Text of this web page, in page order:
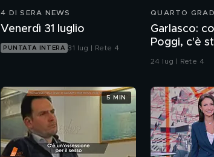
4 DI SERA NEWS
Venerdì 31 luglio
PUNTATA INTERA 31 lug | Rete 4
QUARTO
Garlasco:
Poggi, c'è
24 lug | Rete 4
5 MIN